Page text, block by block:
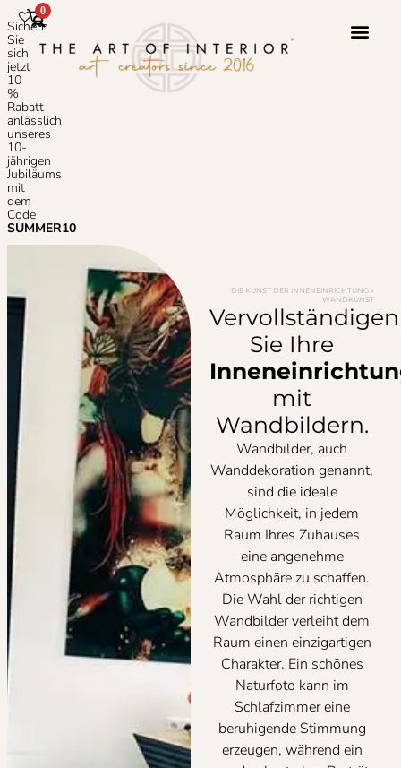
Sichern
Sie
sich
jetzt
10
%
Rabatt
anlässlich
unseres
10-
jährigen
Jubiläums
mit
dem
Code
SUMMER10
0
DIE KUNST DER INNENEINRICHTUNG »
WANDKUNST
Vervollständigen
Sie Ihre
mit
Wandbildern.
Wandbilder, auch
Wanddekoration genannt,
sind die ideale
Möglichkeit, in jedem
Raum Ihres Zuhauses
eine angenehme
Atmosphäre zu schaffen.
Die Wahl der richtigen
Wandbilder verleiht dem
Raum einen einzigartigen
Charakter. Ein schönes
Naturfoto kann im
Schlafzimmer eine
beruhigende Stimmung
erzeugen, während ein